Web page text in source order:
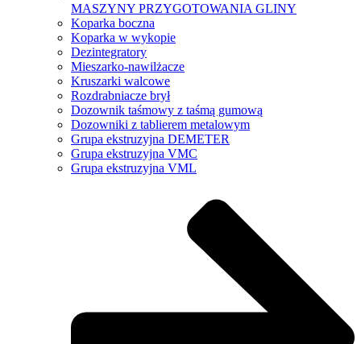
MASZYNY PRZYGOTOWANIA GLINY
Koparka boczna
Koparka w wykopie
Dezintegratory
Mieszarko-nawilżacze
Kruszarki walcowe
Rozdrabniacze brył
Dozownik taśmowy z taśmą gumową
Dozowniki z tablierem metalowym
Grupa ekstruzyjna DEMETER
Grupa ekstruzyjna VMC
Grupa ekstruzyjna VML